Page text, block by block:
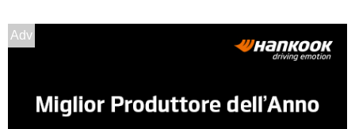
ARCASTING Racer Matt
Black 5 fori 16" 7X16
Adv